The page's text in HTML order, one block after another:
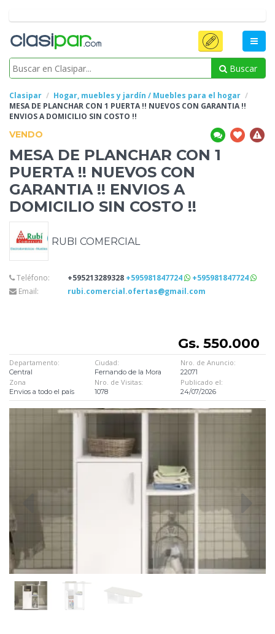
Buscar
Clasipar
Hogar, muebles y jardín / Muebles para el hogar
MESA DE PLANCHAR CON 1 PUERTA !! NUEVOS CON GARANTIA !!
ENVIOS A DOMICILIO SIN COSTO !!
VENDO
MESA DE PLANCHAR CON 1
PUERTA !! NUEVOS CON
GARANTIA !! ENVIOS A
DOMICILIO SIN COSTO !!
RUBI COMERCIAL
Teléfono: +595213289328 +595981847724
+595981847724
Email:
rubi.comercial.ofertas@gmail.com
Gs. 550.000
Departamento:
Central
Ciudad:
Fernando de la Mora
Nro. de Anuncio:
22071
Zona
Envios a todo el país
Nro. de Visitas:
1078
Publicado el:
24/07/2026